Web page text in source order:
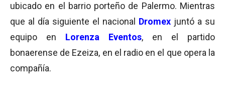
ubicado en el barrio porteño de Palermo. Mientras
que al día siguiente el nacional Dromex juntó a su
equipo en Lorenza Eventos, en el partido
bonaerense de Ezeiza, en el radio en el que opera la
compañía.